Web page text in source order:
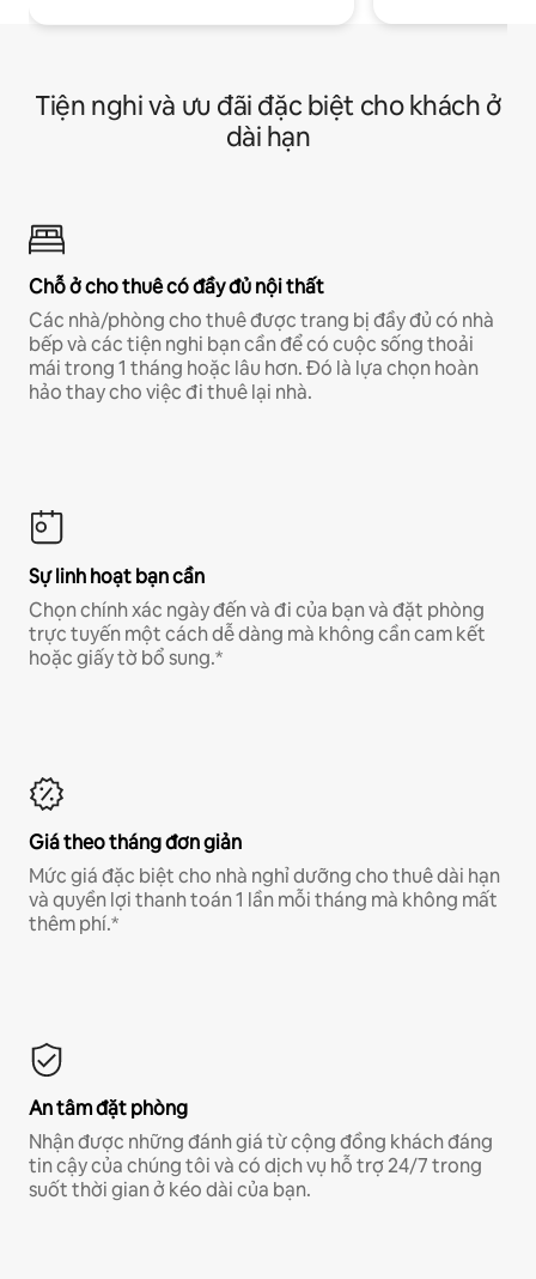
Tiện nghi và ưu đãi đặc biệt cho khách ở
dài hạn
Chỗ ở cho thuê có đầy đủ nội thất
Các nhà/phòng cho thuê được trang bị đầy đủ có nhà
bếp và các tiện nghi bạn cần để có cuộc sống thoải
mái trong 1 tháng hoặc lâu hơn. Đó là lựa chọn hoàn
hảo thay cho việc đi thuê lại nhà.
Sự linh hoạt bạn cần
Chọn chính xác ngày đến và đi của bạn và đặt phòng
trực tuyến một cách dễ dàng mà không cần cam kết
hoặc giấy tờ bổ sung.*
Giá theo tháng đơn giản
Mức giá đặc biệt cho nhà nghỉ dưỡng cho thuê dài hạn
và quyền lợi thanh toán 1 lần mỗi tháng mà không mất
thêm phí.*
An tâm đặt phòng
Nhận được những đánh giá từ cộng đồng khách đáng
tin cậy của chúng tôi và có dịch vụ hỗ trợ 24/7 trong
suốt thời gian ở kéo dài của bạn.